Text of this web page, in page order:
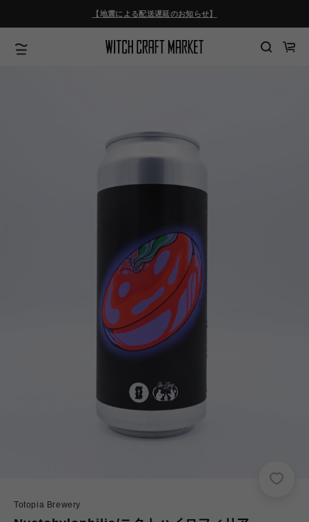
進
む
【地震による配送遅延のお知らせ】
カ
Totopia Brewery